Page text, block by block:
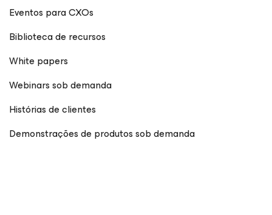
Eventos para CXOs
Biblioteca de recursos
White papers
Webinars sob demanda
Histórias de clientes
Demonstrações de produtos sob demanda